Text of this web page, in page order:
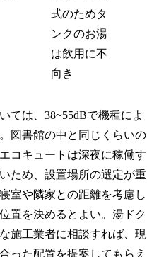
式のためタ
ンクのお湯
は飲用に不
向き
ては、38~55dBで機種によ
図書館の中と同じくらいの
コキュートは深夜に稼働す
ため、設置場所の選定が重
室や隣家との距離を考慮し
置を決めるとよい。湯ドク
施工業者に相談すれば、現
った配置を提案してもらえ